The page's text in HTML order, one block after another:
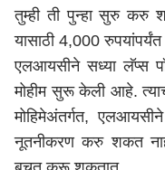
तुम्ही ती पुन्हा सुरु करु
यासाठी 4,000
एलआयसीने सध्या लॅप्स
मोहीम सुरू केली आहे.
मोहिमेअंतर्गत,
नूतनीकरण करु शकत